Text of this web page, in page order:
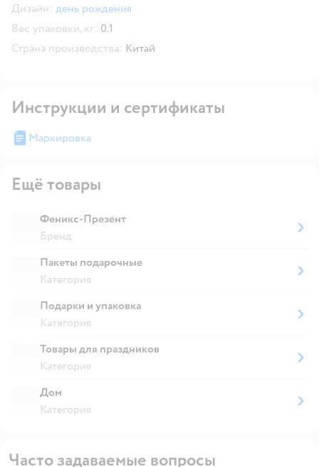
Дизайн: день рождения
Вес упаковки, кг: 0.1
Страна производства: Китай
Инструкции и сертификаты
Маркировка
Ещё товары
Феникс-Презент
Бренд
Пакеты подарочные
Категория
Подарки и упаковка
Категория
Товары для праздников
Категория
Дом
Категория
Часто задаваемые вопросы